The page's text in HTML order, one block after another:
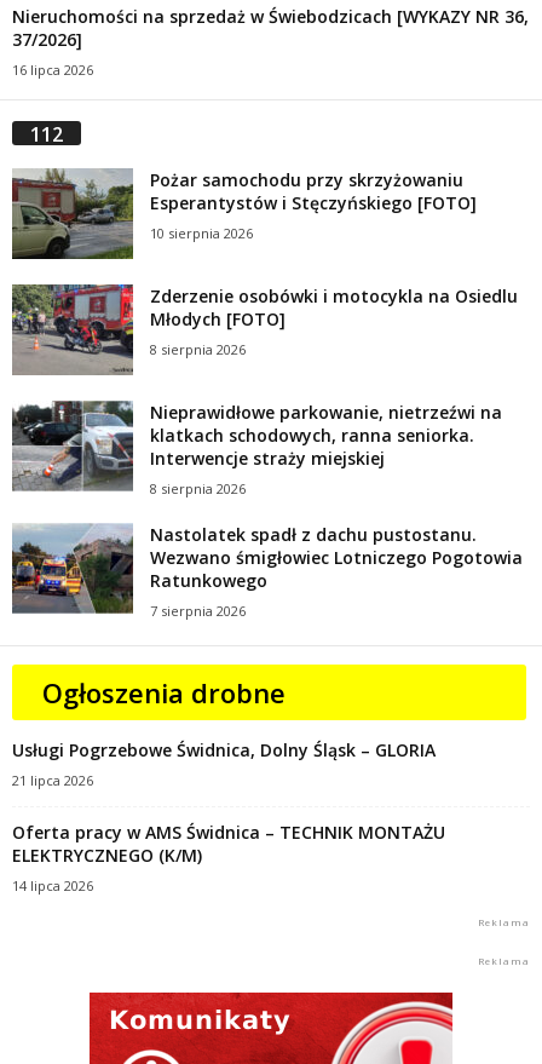
Nieruchomości na sprzedaż w Świebodzicach [WYKAZY NR 36,
37/2026]
16 lipca 2026
112
Pożar samochodu przy skrzyżowaniu
Esperantystów i Stęczyńskiego [FOTO]
10 sierpnia 2026
Zderzenie osobówki i motocykla na Osiedlu
Młodych [FOTO]
8 sierpnia 2026
Nieprawidłowe parkowanie, nietrzeźwi na
klatkach schodowych, ranna seniorka.
Interwencje straży miejskiej
8 sierpnia 2026
Nastolatek spadł z dachu pustostanu.
Wezwano śmigłowiec Lotniczego Pogotowia
Ratunkowego
7 sierpnia 2026
Ogłoszenia drobne
Usługi Pogrzebowe Świdnica, Dolny Śląsk – GLORIA
21 lipca 2026
Oferta pracy w AMS Świdnica – TECHNIK MONTAŻU
ELEKTRYCZNEGO (K/M)
14 lipca 2026